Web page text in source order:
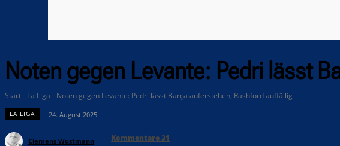
Noten gegen Levante: Pedri lässt
Start La Liga Noten gegen Levante: Pedri lässt Barça auferstehen, Rashford auffällig
LA LIGA 24. August 2025
Clemens Wustmann Kommentare31